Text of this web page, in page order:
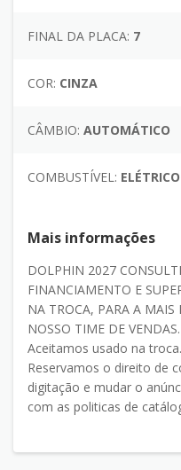
FINAL DA PLACA: 7
COR: CINZA
CÂMBIO: AUTOMÁTICO
COMBUSTÍVEL: ELÉTRICO
Mais informações
DOLPHIN 2027
FINANCIAMENTO E
NA TROCA, PARA A MAIS
NOSSO TIME DE
Aceitamos usado na
Reservamos o direito de
digitação e mudar o
com as politicas de